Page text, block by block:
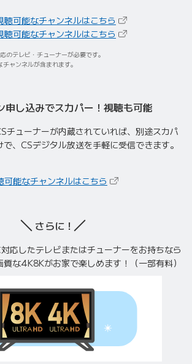
聴可能なチャンネルはこちら （新しいタブで開
聴可能なチャンネルはこちら （新しいタブで開
のテレビ・チューナーが必要です。
ャンネルが含まれます。
申し込みでスカパー！視聴も可能
チューナーが内蔵されていれば、別途スカパ
、CSデジタル放送を手軽に受信できます。
可能なチャンネルはこちら （新しいタブで開き
さらに！
応したテレビまたはチューナーをお持ちなら
な4K8Kがお家で楽しめます！（一部有料）